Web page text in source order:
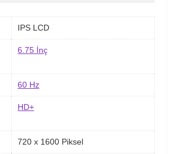
IPS LCD
6.75 İnç
60 Hz
HD+
720 x 1600 Piksel